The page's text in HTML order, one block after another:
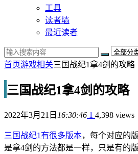
工具
读者墙
最近读者
首页游戏相关三国战纪1拿4剑的攻略
三国战纪1拿4剑的攻略
2022年3月21日 16:30:46 1 4,398 views
三国战纪1有很多版本，每个对应的
是拿4剑的方法都是一样，只是有的